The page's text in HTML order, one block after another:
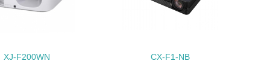
XJ-F200WN CX-F1-NB